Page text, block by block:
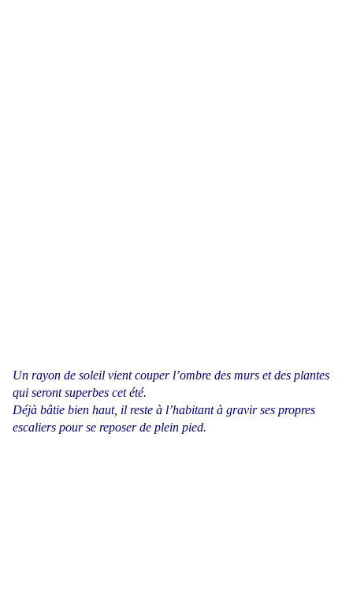
Un rayon de soleil vient couper l’ombre des murs et des plantes
qui seront superbes cet été.
Déjà bâtie bien haut, il reste à l’habitant à gravir ses propres
escaliers pour se reposer de plein pied.